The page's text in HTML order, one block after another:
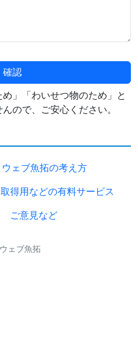
確認
」「わいせつ物のため」と
ので、ご安心ください。
ウェブ魚拓の考え方
得用などの有料サービス
ご意見など
ェブ魚拓